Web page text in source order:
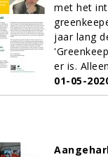
met het
jaar lang
er is.
01-05-